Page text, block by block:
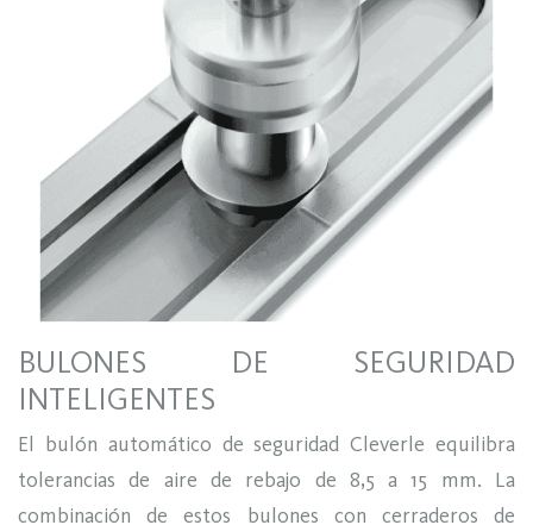
BULONES DE SEGURIDAD
INTELIGENTES
El bulón automático de seguridad Cleverle equilibra
tolerancias de aire de rebajo de 8,5 a 15 mm. La
combinación de estos bulones con cerraderos de